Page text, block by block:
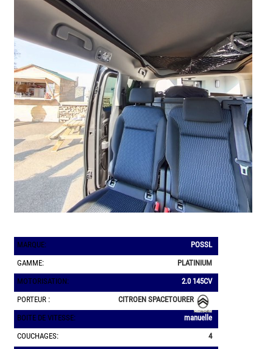
MARQUE:
POSSL
GAMME:
PLATINIUM
MOTORISATION:
2.0 145CV
PORTEUR :
CITROEN SPACETOURER
BOITE DE VITESSE:
manuelle
COUCHAGES:
4